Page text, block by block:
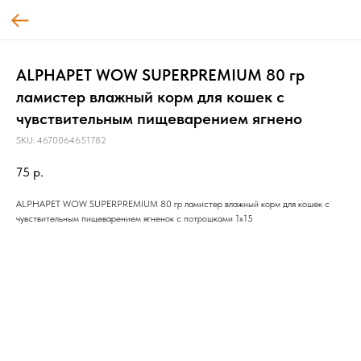
ALPHAPET WOW SUPERPREMIUM 80 гр
ламистер влажный корм для кошек с
чувствительным пищеварением ягнено
SKU: 4670064651782
75 р.
ALPHAPET WOW SUPERPREMIUM 80 гр ламистер влажный корм для кошек с
чувствительным пищеварением ягненок с потрошками 1х15